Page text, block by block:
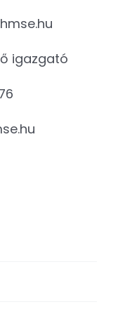
igazgató